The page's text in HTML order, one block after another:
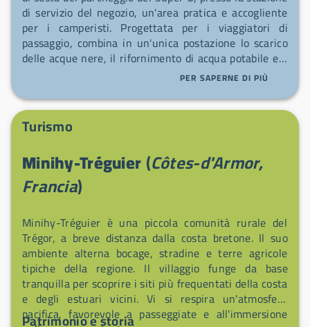
di servizio del negozio, un'area pratica e accogliente
per i camperisti. Progettata per i viaggiatori di
passaggio, combina in un'unica postazione lo scarico
delle acque nere, il rifornimento di acqua potabile e il
parcheggio per una sosta rapida ed efficace. Collegata
anche le vostre esigenze complementari: noleggio
veicoli, biglietteria, servizio fotografico, reparto
prodotti culturali, catering, gas/carburante e
usufruite della lavanderia e della brasserie/caffetteria
del negozio — tutto è pensato per semplificare la
gestione dell'acqua e delle acque reflue durante il
PER SAPERNE DI PIÙ
Turismo
Minihy-Tréguier(Côtes-d'Armor,
Francia)
Minihy-Tréguier è una piccola comunità rurale del
Trégor, a breve distanza dalla costa bretone. Il suo
ambiente alterna bocage, stradine e terre agricole
tipiche della regione. Il villaggio funge da base
tranquilla per scoprire i siti più frequentati della costa
e degli estuari vicini. Vi si respira un'atmosfera
pacifica, favorevole a passeggiate e all'immersione
Patrimonio e storia